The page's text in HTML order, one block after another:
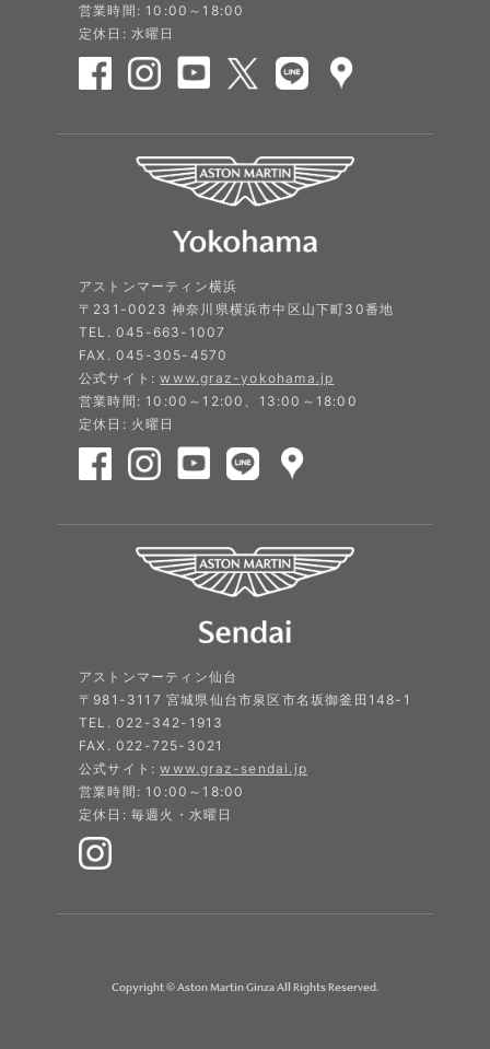
営業時間: 10:00～18:00
定休日: 水曜日
アストンマーティン横浜
〒231-0023 神奈川県横浜市中区山下町30番地
TEL. 045-663-1007
FAX. 045-305-4570
公式サイト:www.graz-yokohama.jp
営業時間: 10:00～12:00、13:00～18:00
定休日: 火曜日
アストンマーティン仙台
〒981-3117 宮城県仙台市泉区市名坂御釜田148-1
TEL. 022-342-1913
FAX. 022-725-3021
公式サイト:www.graz-sendai.jp
営業時間: 10:00～18:00
定休日: 毎週火・水曜日
Copyright © Aston Martin Ginza All Rights Reserved.